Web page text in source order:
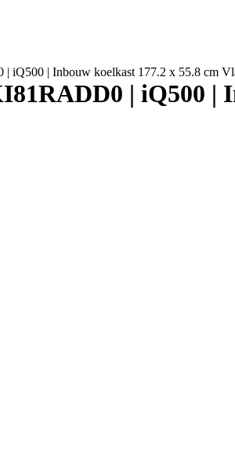
iQ500 | Inbouw koelkast 177.2 x 55.8 cm
| iQ500 |